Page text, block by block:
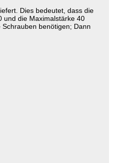
Dies bedeutet, dass die
und die Maximalstärke 40
benötigen; Dann